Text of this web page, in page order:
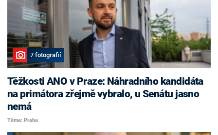
7 fotografií
Těžkosti ANO v Praze: Náhradního kandidáta
na primátora zřejmě vybralo, u Senátu jasno
nemá
Téma: Praha